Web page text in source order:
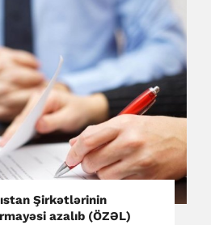
Şirkətlərinin
azalıb (ÖZƏL)